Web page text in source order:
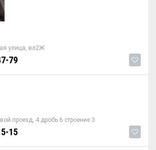
улица, вл2Ж
79
проезд, 4 дробь 6 строение 3
15